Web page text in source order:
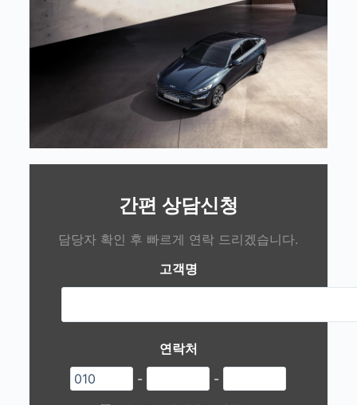
간편 상담신청
담당자 확인 후 빠르게 연락 드리겠습니다.
고객명
연락처
-
-